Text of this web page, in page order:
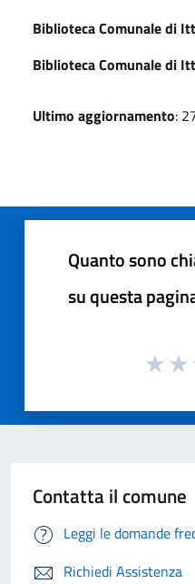
Biblioteca Comunale di
Biblioteca Comunale di
Ultimo aggiornamento:
Quanto sono
su questa
Contatta il comune
Leggi le domande
Richiedi Assistenza